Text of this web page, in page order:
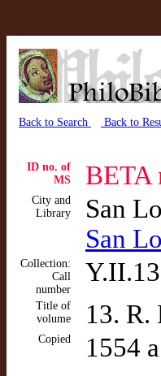
Back to Search Back to
ID no. of
MS
BETA
City and
Library
San
San
Collection:
Call
number
Title of
volume
13. R.
Copied 1554